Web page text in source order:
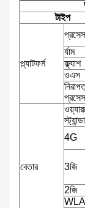
টাইপ
প্ল্যাটফর্ম
র্যাম
ফ্ল্যাশ
ওএস
বেতার
4G
3জি
2জি